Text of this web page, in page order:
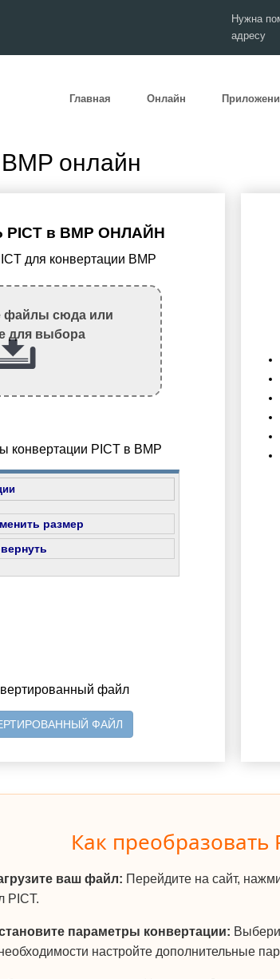
Нужна
адресу
Главная Онлайн
онлайн
в BMP ОНЛАЙН
для конвертации BMP
файлы сюда или
для выбора
конвертации PICT в BMP
размер
файл
ФАЙЛ
Как преобразовать
ваш файл: Перейдите на сайт,
PICT.
параметры конвертации:
настройте дополнительные